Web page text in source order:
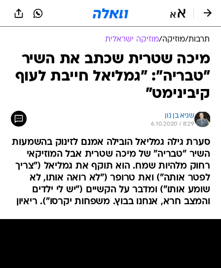
תרבות/מוזיקה/מוזיקה ישראלית
מיכה שטרית שכתב את השיר
"טבריה": "גמליאל חייבת לעוף
קיבינימט"
שגיא בן נון
6.10.2020 / 8:29
סערת גילה גמליאל הובילה אמנם לזינוק בהשמעות
השיר "טבריה" של מיכה שטרית אבל המוזיקאי
רחוק מלהיות שמח. הוא תוקף את גמליאל ("צריך
לפטר אותה") ואת טרופר ("לא רואה אותו, לא
שומע אותו") ומדבר על הקשיים ("יש לי ילדים
והמצב חרא, אנחנו בבוץ. משפחות יקרסו"). ריאיון